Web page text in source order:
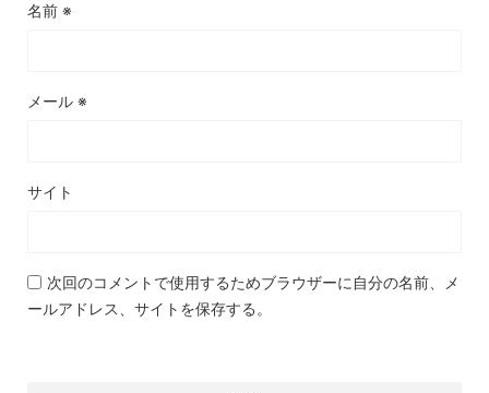
名前 ※
メール ※
サイト
次回のコメントで使用するためブラウザーに自分の名前、メ
ールアドレス、サイトを保存する。